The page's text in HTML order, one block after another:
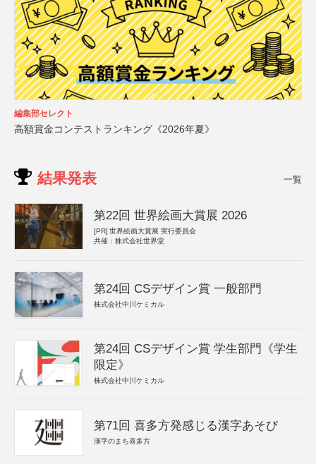
編集部セレクト
高額賞金コンテストランキング《2026年夏》
結果発表 一覧
第22回 世界絵画大賞展 2026
[PR] 世界絵画大賞展 実行委員会
共催：株式会社世界堂
第24回 CSデザイン賞 一般部門
株式会社中川ケミカル
第24回 CSデザイン賞 学生部門《学生
限定》
株式会社中川ケミカル
第71回 喜多方発感じる漢字あそび
漢字のまち喜多方